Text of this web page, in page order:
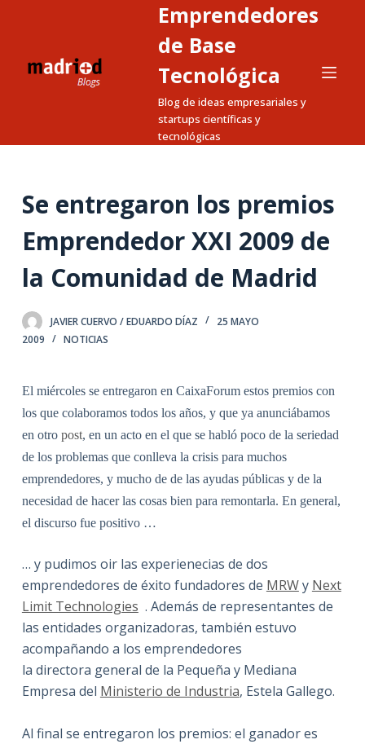
a
o
d
Emprendedores
de Base
Tecnológica
Blog de ideas empresariales y
startups científicas y
tecnológicas
Se entregaron los premios
Emprendedor XXI 2009 de
la Comunidad de Madrid
JAVIER CUERVO / EDUARDO DÍAZ
25 MAYO
2009
NOTICIAS
El miércoles se entregaron en CaixaForum estos premios con
los que colaboramos todos los años, y que ya anunciábamos
en otro post, en un acto en el que se habló poco de la seriedad
de los problemas que conlleva la crisis para muchos
emprendedores, y mucho de de las ayudas públicas y de la
necesidad de hacer las cosas bien para remontarla. En general,
el discurso fue positivo …
… y pudimos oir las experienecias de dos
emprendedores de éxito fundadores de MRWy Next
Limit Technologies . Además de representantes de
las entidades organizadoras, también estuvo
acompañando a los emprendedores
la directora general de la Pequeña y Mediana
Empresa del Ministerio de Industria, Estela Gallego.
Al final se entregaron los premios: el ganador es